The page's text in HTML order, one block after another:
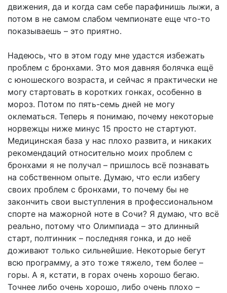
движения, да и когда сам себе парафинишь лыжи, а
потом в не самом слабом чемпионате еще что-то
показываешь – это приятно.
Надеюсь, что в этом году мне удастся избежать
проблем с бронхами. Это моя давняя болячка ещё
с юношеского возраста, и сейчас я практически не
могу стартовать в коротких гонках, особенно в
мороз. Потом по пять-семь дней не могу
оклематься. Теперь я понимаю, почему некоторые
норвежцы ниже минус 15 просто не стартуют.
Медицинская база у нас плохо развита, и никаких
рекомендаций относительно моих проблем с
бронхами я не получал – пришлось всё познавать
на собственном опыте. Думаю, что если избегу
своих проблем с бронхами, то почему бы не
закончить свои выступления в профессиональном
спорте на мажорной ноте в Сочи? Я думаю, что всё
реально, потому что Олимпиада – это длинный
старт, полтинник – последняя гонка, и до неё
доживают только сильнейшие. Некоторые бегут
всю программу, а это тоже тяжело, тем более –
горы. А я, кстати, в горах очень хорошо бегаю.
Точнее либо очень хорошо, либо очень плохо –